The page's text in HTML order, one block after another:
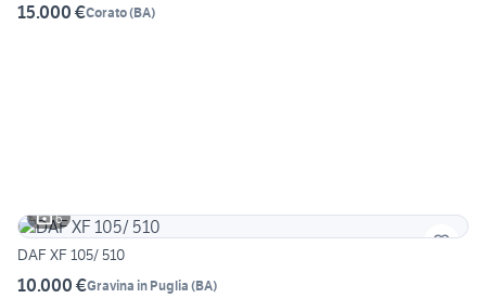
15.000 €Corato(BA)
6
DAF XF 105/ 510
10.000 €Gravina in Puglia (BA)